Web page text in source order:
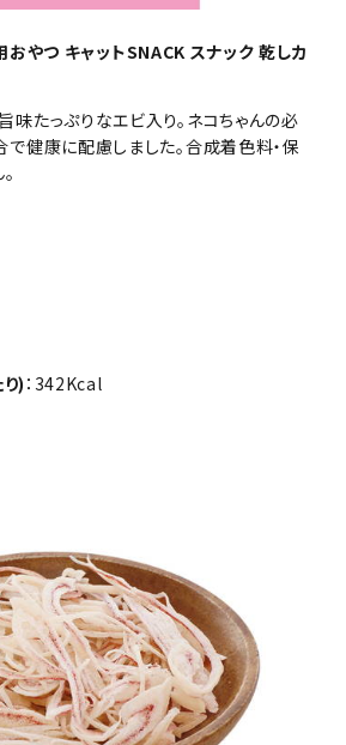
やつ キャットSNACK スナック 乾しカ
たっぷりなエビ入り。ネコちゃんの必
健康に配慮しました。合成着色料・保
) ：342Kcal